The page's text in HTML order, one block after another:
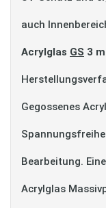
auch
Acrylglas GS 3
Gegossenes
Bearbeitung.
Acrylglas